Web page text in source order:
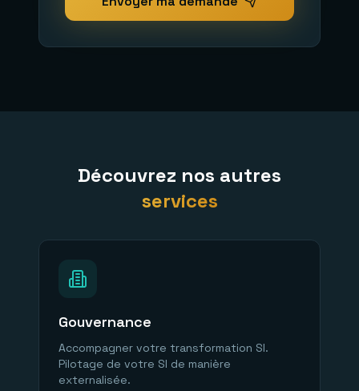
Découvrez nos autres
services
Gouvernance
Accompagner votre transformation SI.
Pilotage de votre SI de manière
externalisée.